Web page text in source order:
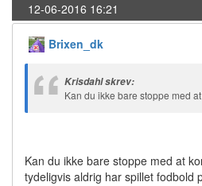
12-06-2016 16:21
Brixen_dk
Krisdahl skrev:
Kan du ikke bare stoppe med
Kan du ikke bare stoppe med at
tydeligvis aldrig har spillet fodbold